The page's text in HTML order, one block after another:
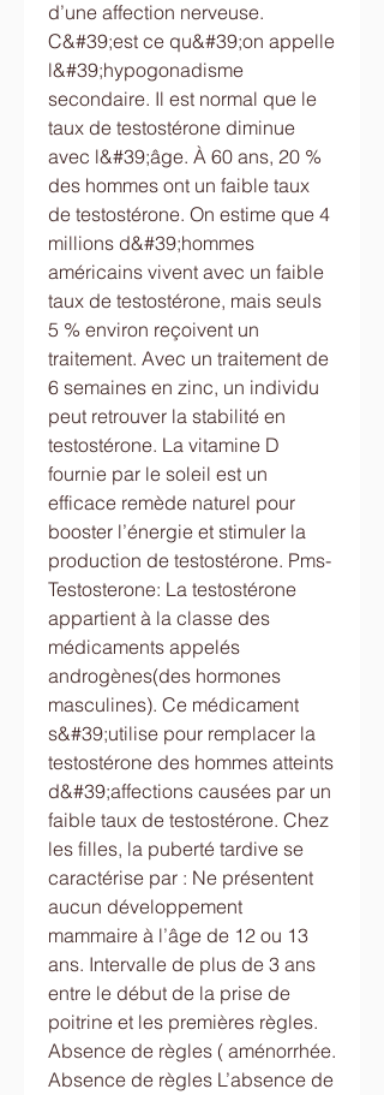
d’une affection nerveuse.
C&#39;est ce qu&#39;on appelle
l&#39;hypogonadisme
secondaire. Il est normal que le
taux de testostérone diminue
avec l&#39;âge. À 60 ans, 20 %
des hommes ont un faible taux
de testostérone. On estime que 4
millions d&#39;hommes
américains vivent avec un faible
taux de testostérone, mais seuls
5 % environ reçoivent un
traitement. Avec un traitement de
6 semaines en zinc, un individu
peut retrouver la stabilité en
testostérone. La vitamine D
fournie par le soleil est un
efficace remède naturel pour
booster l’énergie et stimuler la
production de testostérone. Pms-
Testosterone: La testostérone
appartient à la classe des
médicaments appelés
androgènes(des hormones
masculines). Ce médicament
s&#39;utilise pour remplacer la
testostérone des hommes atteints
d&#39;affections causées par un
faible taux de testostérone. Chez
les filles, la puberté tardive se
caractérise par : Ne présentent
aucun développement
mammaire à l’âge de 12 ou 13
ans. Intervalle de plus de 3 ans
entre le début de la prise de
poitrine et les premières règles.
Absence de règles ( aménorrhée.
Absence de règles L’absence de